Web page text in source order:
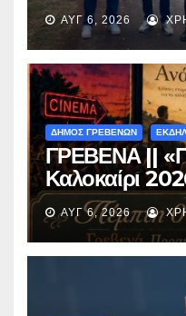
Περιβόλι –
ΑΥΓ 6, 2026
ΔΗΜΟΣ ΓΡΕΒΕΝΩΝ
ΓΡΕΒΕΝΑ ||
Καλοκαίρι
με την
«Μικρές
ΑΥΓ 6, 2026